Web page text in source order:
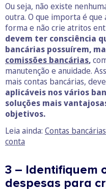
Ou seja, não existe
outra. O que importa é
forma e não crie atritos
devem ter consciência
bancárias possuírem,
comissões bancárias,
manutenção e anuidade.
mais contas bancárias,
aplicáveis nos vários
soluções mais
objetivos.
Leia ainda: Contas
conta
3 – Identifiquem
despesas para